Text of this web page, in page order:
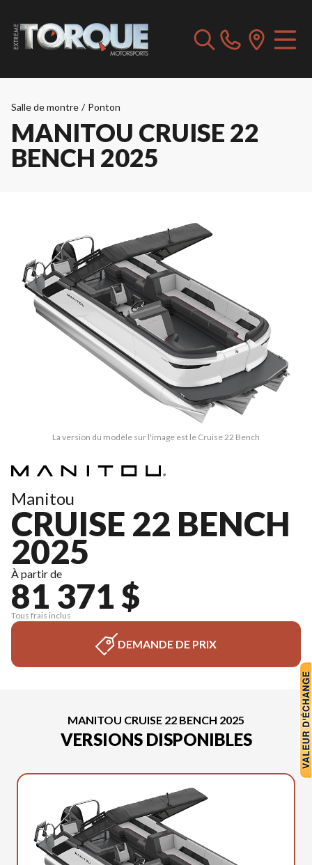
Salle de montre / Ponton
MANITOU CRUISE 22
BENCH 2025
La version du modèle sur l'image est le Cruise 22 Bench
Manitou
CRUISE 22 BENCH
2025
À partir de
81 371 $
Tous frais inclus
DEMANDE DE PRIX
MANITOU CRUISE 22 BENCH 2025
VERSIONS DISPONIBLES